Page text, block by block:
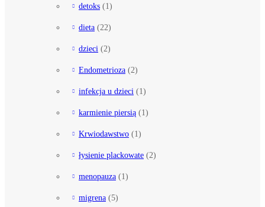
detoks (1)
dieta (22)
dzieci (2)
Endometrioza (2)
infekcja u dzieci (1)
karmienie piersią (1)
Krwiodawstwo (1)
łysienie plackowate (2)
menopauza (1)
migrena (5)